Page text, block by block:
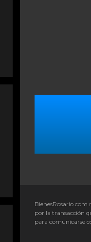
BienesRosario.com
por la transacción
para comunicarse